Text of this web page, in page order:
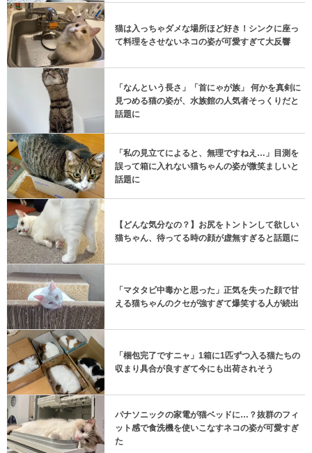
猫は入っちゃダメな場所ほど好き！シンクに座っ
て料理をさせないネコの姿が可愛すぎて大反響
「なんという長さ」「首にゃが族」 何かを真剣に
見つめる猫の姿が、水族館の人気者そっくりだと
話題に
「私の見立てによると、無理ですねえ…」目測を
誤って箱に入れない猫ちゃんの姿が微笑ましいと
話題に
【どんな気分なの？】お尻をトントンして欲しい
猫ちゃん、待ってる時の顔が虚無すぎると話題に
「マタタビ中毒かと思った」正気を失った顔で甘
える猫ちゃんのクセが強すぎて爆笑する人が続出
「梱包完了ですニャ」1箱に1匹ずつ入る猫たちの
収まり具合が良すぎて今にも出荷されそう
パナソニックの家電が猫ベッドに…？抜群のフィ
ット感で食洗機を使いこなすネコの姿が可愛すぎ
た